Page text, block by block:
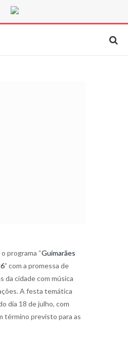
programa “Guimarães
” com a promessa de
da cidade com música
A festa temática
dia 18 de julho, com
término previsto para as